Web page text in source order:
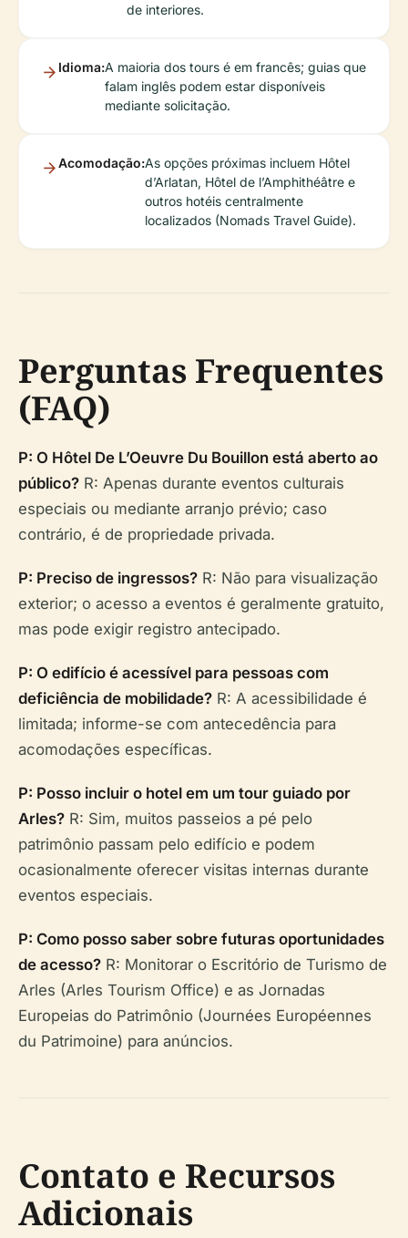
de interiores.
Idioma:A maioria dos tours é em francês; guias que
falam inglês podem estar disponíveis
mediante solicitação.
Acomodação:As opções próximas incluem Hôtel
d’Arlatan, Hôtel de l’Amphithéâtre e
outros hotéis centralmente
localizados (Nomads Travel Guide).
Perguntas Frequentes
(FAQ)
P: O Hôtel De L’Oeuvre Du Bouillon está aberto ao
público? R: Apenas durante eventos culturais
especiais ou mediante arranjo prévio; caso
contrário, é de propriedade privada.
P: Preciso de ingressos? R: Não para visualização
exterior; o acesso a eventos é geralmente gratuito,
mas pode exigir registro antecipado.
P: O edifício é acessível para pessoas com
deficiência de mobilidade? R: A acessibilidade é
limitada; informe-se com antecedência para
acomodações específicas.
P: Posso incluir o hotel em um tour guiado por
Arles? R: Sim, muitos passeios a pé pelo
patrimônio passam pelo edifício e podem
ocasionalmente oferecer visitas internas durante
eventos especiais.
P: Como posso saber sobre futuras oportunidades
de acesso? R: Monitorar o Escritório de Turismo de
Arles (Arles Tourism Office) e as Jornadas
Europeias do Patrimônio (Journées Européennes
du Patrimoine) para anúncios.
Contato e Recursos
Adicionais